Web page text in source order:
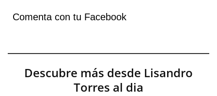
Comenta con tu Facebook
Descubre más desde Lisandro
Torres al dia